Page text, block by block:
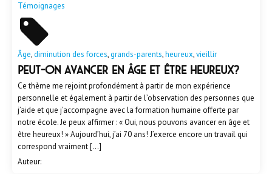
Témoignages
Âge,diminution des forces,grands-parents,heureux,vieillir
PEUT-ON AVANCER EN ÂGE ET ÊTRE HEUREUX?
Ce thème me rejoint profondément à partir de mon expérience
personnelle et également à partir de l’observation des personnes que
j’aide et que j’accompagne avec la formation humaine offerte par
notre école. Je peux affirmer : « Oui, nous pouvons avancer en âge et
être heureux! » Aujourd’hui, j’ai 70 ans! J’exerce encore un travail qui
correspond vraiment […]
Auteur: